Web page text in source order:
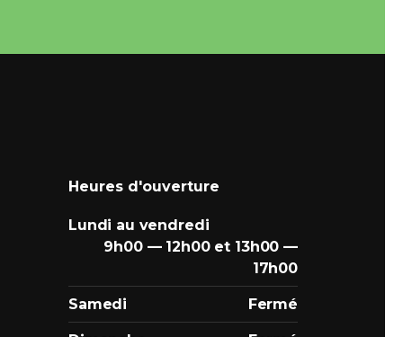
Heures d'ouverture
Lundi au vendredi
9h00 — 12h00 et 13h00 —
17h00
Samedi Fermé